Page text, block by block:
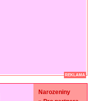
REKLAMA
Narozeniny